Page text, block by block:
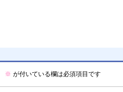
※ が付いている欄は必須項目です